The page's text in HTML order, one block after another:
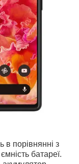
в порівнянні з
батареї.